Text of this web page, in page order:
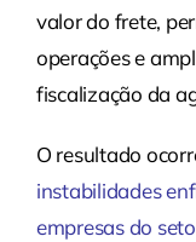
valor do frete,
operações e
fiscalização da
O resultado
instabilidades
empresas do